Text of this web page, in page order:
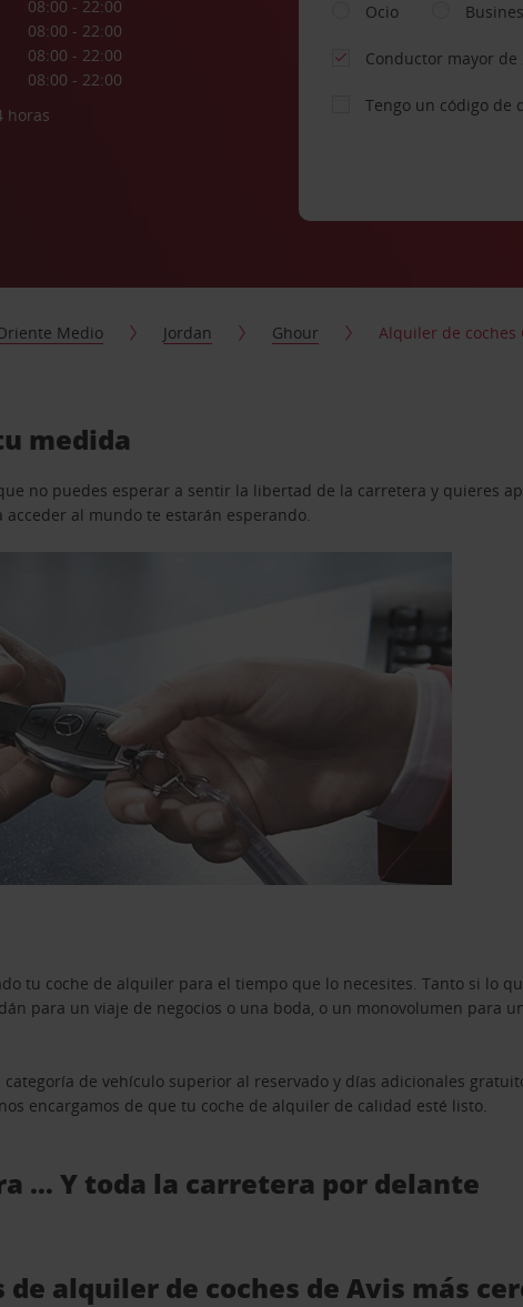
08:00 - 22:00
08:00 - 22:00
08:00 - 22:00
08:00 - 22:00
horas
Ocio
Conductor mayor de
Tengo un código de
Medio Jordan Ghour Alquiler de coches
medida
no puedes esperar a sentir la libertad de la carretera y quieres
al mundo te estarán esperando.
tu coche de alquiler para el tiempo que lo necesites. Tanto si lo
para un viaje de negocios o una boda, o un monovolumen para
de vehículo superior al reservado y días adicionales
encargamos de que tu coche de alquiler de calidad esté listo.
… Y toda la carretera por delante
alquiler de coches de Avis más